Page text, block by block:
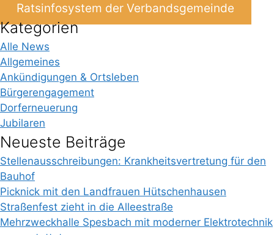
Ratsinfosystem der Verbandsgemeinde
Kategorien
Alle News
Allgemeines
Ankündigungen & Ortsleben
Bürgerengagement
Dorferneuerung
Jubilaren
Neueste Beiträge
Stellenausschreibungen: Krankheitsvertretung für den
Bauhof
Picknick mit den Landfrauen Hütschenhausen
Straßenfest zieht in die Alleestraße
Mehrzweckhalle Spesbach mit moderner Elektrotechnik